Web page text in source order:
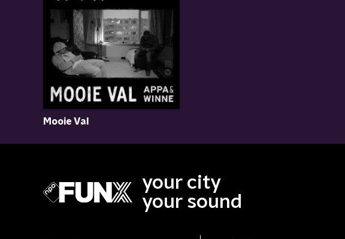
Mooie Val
your city
your sound